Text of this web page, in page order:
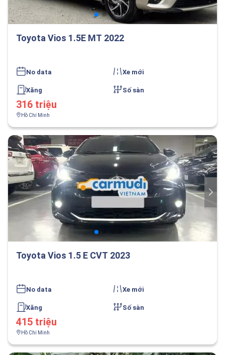
Toyota Vios 1.5E MT 2022
No data Xe mới
Xăng Số sàn
316 triệu
Hồ Chí Minh
Toyota Vios 1.5 E CVT 2023
No data Xe mới
Xăng Số sàn
415 triệu
Hồ Chí Minh